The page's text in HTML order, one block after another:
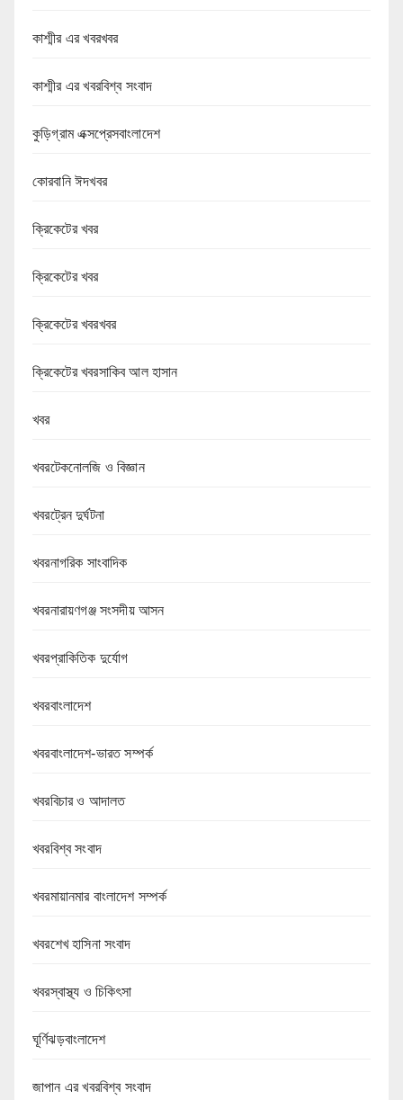
কাশ্মীর এর খবরখবর
কাশ্মীর এর খবরবিশ্ব সংবাদ
কুড়িগ্রাম এক্সপ্রেসবাংলাদেশ
কোরবানি ঈদখবর
ক্রিকেটের খবর
ক্রিকেটের খবর
ক্রিকেটের খবরখবর
ক্রিকেটের খবরসাকিব আল হাসান
খবর
খবরটেকনোলজি ও বিজ্ঞান
খবরট্রেন দুর্ঘটনা
খবরনাগরিক সাংবাদিক
খবরনারায়ণগঞ্জ সংসদীয় আসন
খবরপ্রাকিতিক দুর্যোগ
খবরবাংলাদেশ
খবরবাংলাদেশ-ভারত সম্পর্ক
খবরবিচার ও আদালত
খবরবিশ্ব সংবাদ
খবরমায়ানমার বাংলাদেশ সম্পর্ক
খবরশেখ হাসিনা সংবাদ
খবরস্বাস্থ্য ও চিকিৎসা
ঘূর্ণিঝড়বাংলাদেশ
জাপান এর খবরবিশ্ব সংবাদ